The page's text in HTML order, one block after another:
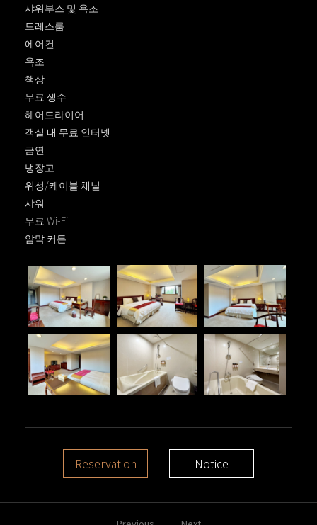
샤워부스 및 욕조
드레스룸
에어컨
욕조
책상
무료 생수
헤어드라이어
객실 내 무료 인터넷
금연
냉장고
위성/케이블 채널
샤워
무료 Wi-Fi
암막 커튼
Reservation Notice